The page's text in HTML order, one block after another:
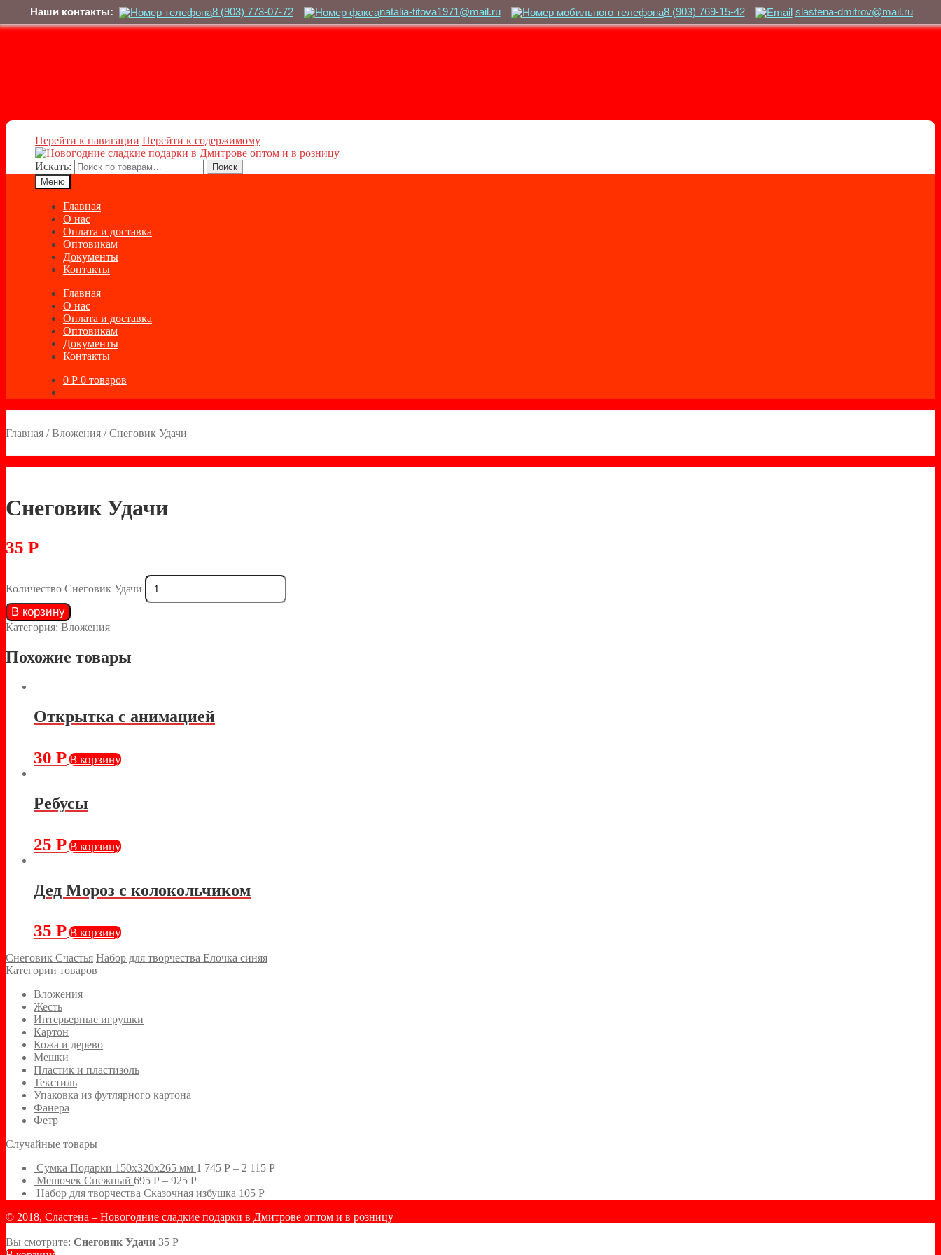
Наши контакты: 8 (903) 773-07-72 natalia-titova1971@mail.ru 8 (903) 769-15-42 slastena-dmitrov@mail.ru
Перейти к навигации Перейти к содержимому
Искать:
Поиск
Меню
Главная
О нас
Оплата и доставка
Оптовикам
Документы
Контакты
Главная
О нас
Оплата и доставка
Оптовикам
Документы
Контакты
0 Р 0 товаров
Главная /Вложения /Снеговик Удачи
Снеговик Удачи
35 Р
Количество Снеговик Удачи
В корзину
Категория: Вложения
Похожие товары
Открытка с анимацией
30 Р В корзину
Ребусы
25 Р В корзину
Дед Мороз с колокольчиком
35 Р В корзину
Снеговик Счастья Набор для творчества Елочка синяя
Категории товаров
Вложения
Жесть
Интерьерные игрушки
Картон
Кожа и дерево
Мешки
Пластик и пластизоль
Текстиль
Упаковка из футлярного картона
Фанера
Фетр
Случайные товары
Сумка Подарки 150х320х265 мм 1 745 Р – 2 115 Р
Мешочек Снежный 695 Р – 925 Р
Набор для творчества Сказочная избушка 105 Р
© 2018, Сластена – Новогодние сладкие подарки в Дмитрове оптом и в розницу
Вы смотрите: Снеговик Удачи 35 Р